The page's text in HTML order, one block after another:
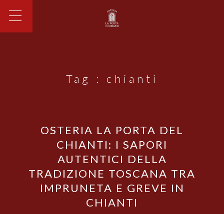
Tag : chianti
OSTERIA LA PORTA DEL
CHIANTI: I SAPORI
AUTENTICI DELLA
TRADIZIONE TOSCANA TRA
IMPRUNETA E GREVE IN
CHIANTI